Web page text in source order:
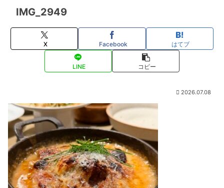
IMG_2949
X Facebook はてブ
LINE コピー
2026.07.08